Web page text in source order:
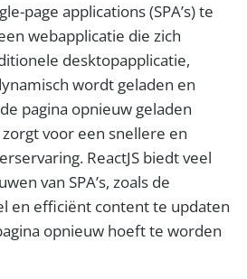
page applications (SPA’s) te
webapplicatie die zich
desktopapplicatie,
wordt geladen en
pagina opnieuw geladen
voor een snellere en
ReactJS biedt veel
van SPA’s, zoals de
en efficiënt content te updaten
opnieuw hoeft te worden